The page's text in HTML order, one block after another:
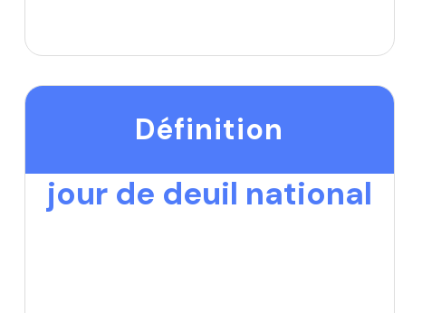
Définition
jour de deuil national